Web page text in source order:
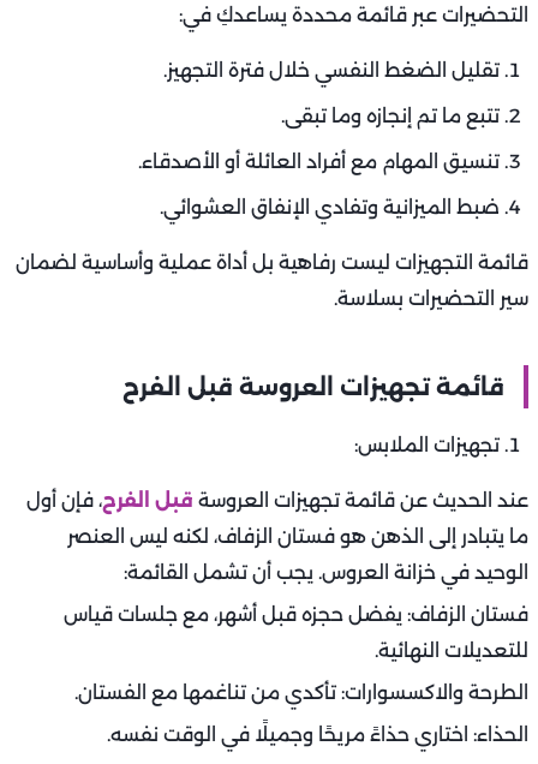
التحضيرات عبر قائمة محددة يساعدكِ في:
تقليل الضغط النفسي خلال فترة التجهيز.
تتبع ما تم إنجازه وما تبقى.
تنسيق المهام مع أفراد العائلة أو الأصدقاء.
ضبط الميزانية وتفادي الإنفاق العشوائي.
قائمة التجهيزات ليست رفاهية بل أداة عملية وأساسية لضمان
سير التحضيرات بسلاسة.
قائمة تجهيزات العروسة قبل الفرح
تجهيزات الملابس:
عند الحديث عن قائمة تجهيزات العروسة قبل الفرح، فإن أول
ما يتبادر إلى الذهن هو فستان الزفاف، لكنه ليس العنصر
الوحيد في خزانة العروس. يجب أن تشمل القائمة:
فستان الزفاف: يفضل حجزه قبل أشهر، مع جلسات قياس
للتعديلات النهائية.
الطرحة والاكسسوارات: تأكدي من تناغمها مع الفستان.
الحذاء: اختاري حذاءً مريحًا وجميلًا في الوقت نفسه.